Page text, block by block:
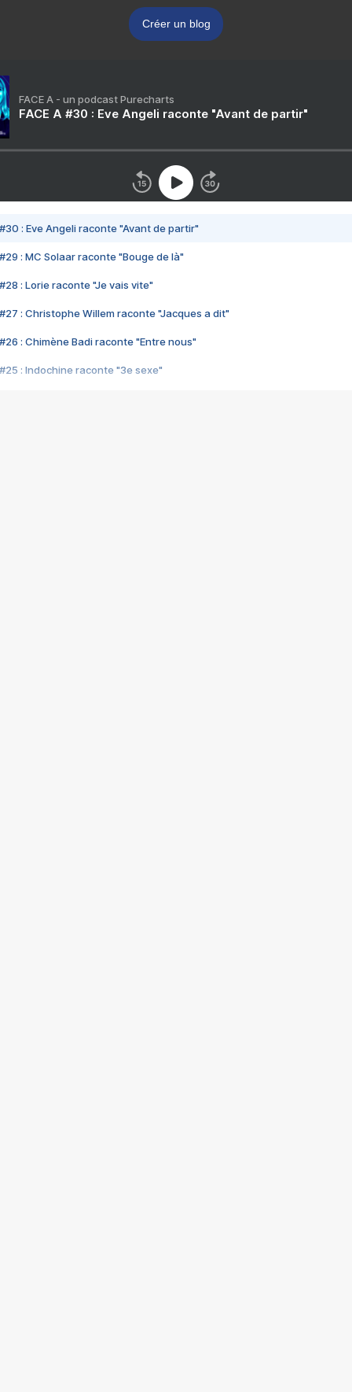
Créer un blog
FACE A - un podcast Purecharts
FACE A #30 : Eve Angeli raconte "Avant de partir"
#30 : Eve Angeli raconte "Avant de partir"
#29 : MC Solaar raconte "Bouge de là"
#28 : Lorie raconte "Je vais vite"
#27 : Christophe Willem raconte "Jacques a dit"
#26 : Chimène Badi raconte "Entre nous"
#25 : Indochine raconte "3e sexe"